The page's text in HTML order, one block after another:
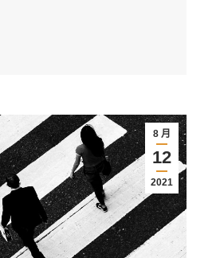
8 月
12
2021